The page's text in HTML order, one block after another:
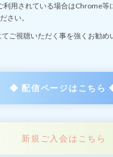
用されている場合はChrome等
さい。
ご視聴いただく事を強くお勧め
◆ 配信ページはこちら
新規ご入会はこちら